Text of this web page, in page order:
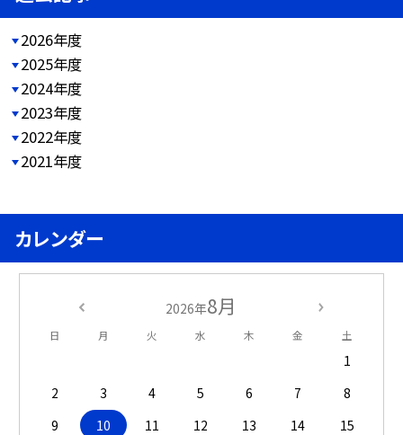
2026年度
2025年度
2024年度
2023年度
2022年度
2021年度
カレンダー
2026年8月
日 月 火 水 木 金 土
1
2
3 4 5 6 7
8
9
10 11 12 13 14
15